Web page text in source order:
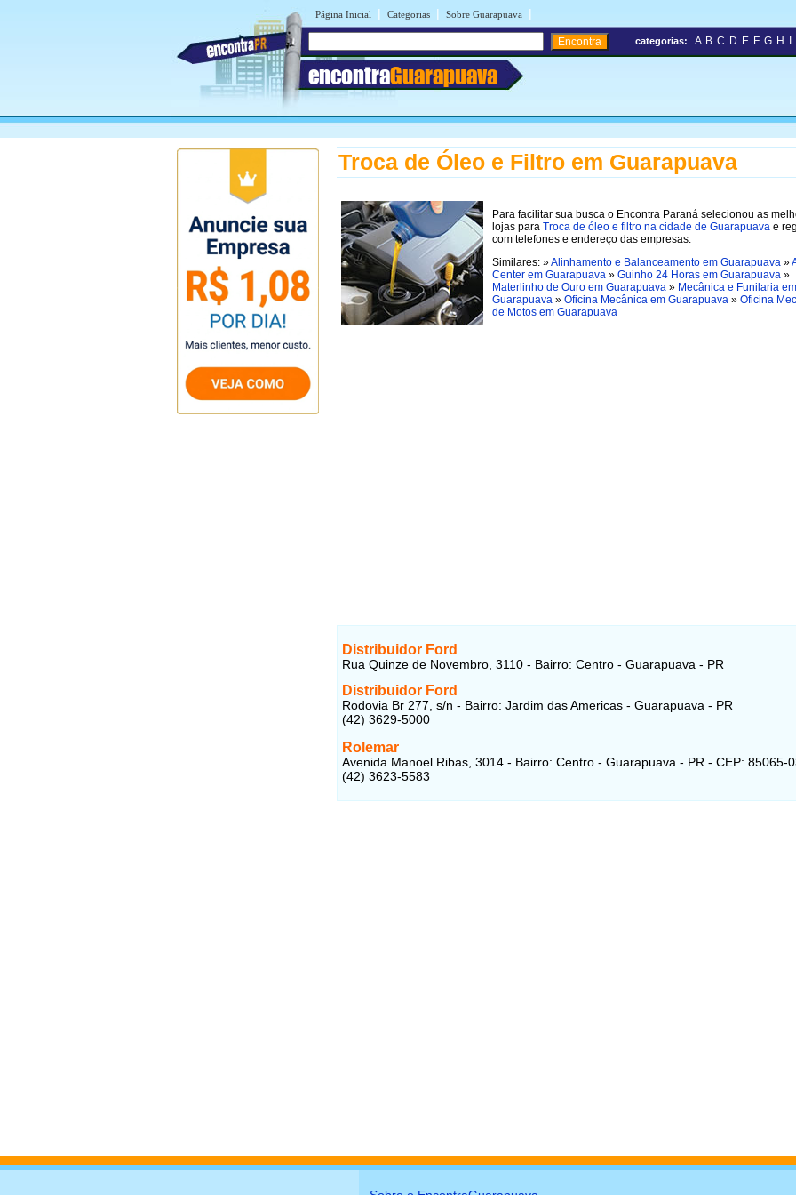
Página Inicial | Categorias | Sobre Guarapuava |
encontraGuarapuava
categorias: A B C D E F G H
Troca de Óleo e Filtro em Guarapuava
Para facilitar sua busca o Encontra Paraná selecionou as
lojas para Troca de óleo e filtro na cidade de Guarapuava e
com telefones e endereço das empresas.
Similares: »Alinhamento e Balanceamento em Guarapuava »
Center em Guarapuava » Guinho 24 Horas em Guarapuava »
Materlinho de Ouro em Guarapuava » Mecânica e Funilaria em
Guarapuava » Oficina Mecânica em Guarapuava » Oficina
de Motos em Guarapuava
Distribuidor Ford
Rua Quinze de Novembro, 3110 - Bairro: Centro - Guarapuava - PR
Distribuidor Ford
Rodovia Br 277, s/n - Bairro: Jardim das Americas - Guarapuava - PR
(42) 3629-5000
Rolemar
Avenida Manoel Ribas, 3014 - Bairro: Centro - Guarapuava - PR - CEP: 85065-
(42) 3623-5583